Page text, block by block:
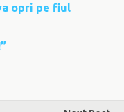
opri pe fiul